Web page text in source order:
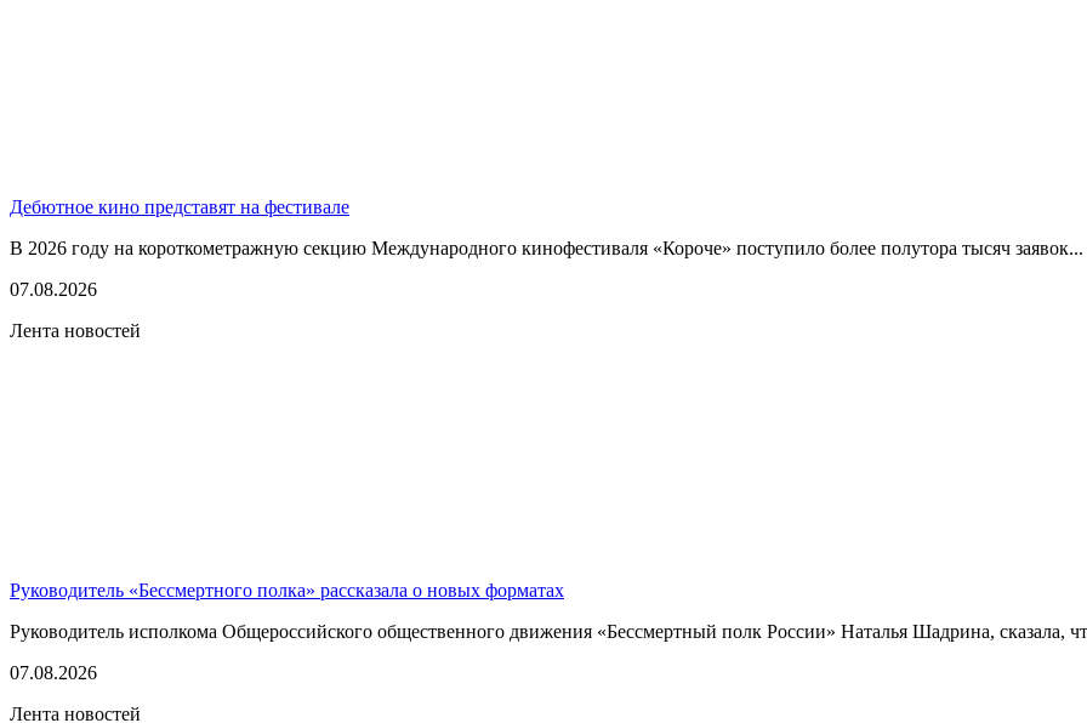
Дебютное кино представят на фестивале
В 2026 году на короткометражную секцию Международного кинофестиваля «Короче» поступило более полутора тысяч заявок...
07.08.2026
Лента новостей
Руководитель «Бессмертного полка» рассказала о новых форматах
Руководитель исполкома Общероссийского общественного движения «Бессмертный полк России» Наталья Шадрина, сказала,
07.08.2026
Лента новостей